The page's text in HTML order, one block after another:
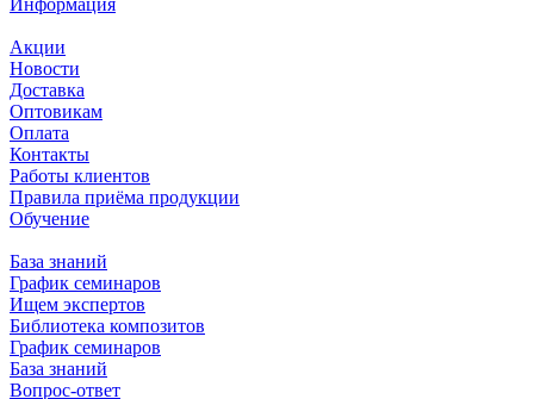
Акции
Новости
Доставка
Оптовикам
Оплата
Контакты
Работы клиентов
Правила приёма продукции
Обучение
База знаний
График семинаров
Ищем экспертов
Библиотека композитов
График семинаров
База знаний
Вопрос-ответ